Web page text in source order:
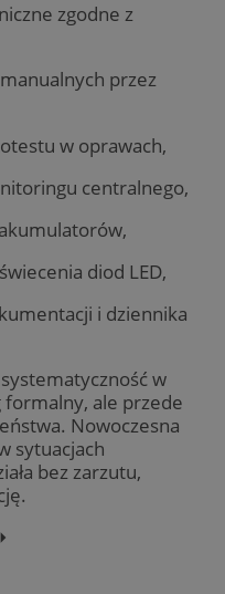
zgodne z
przez
w oprawach,
centralnego,
diod LED,
i dziennika
w
ale przede
Nowoczesna
sytuacjach
bez zarzutu,
⏵︎